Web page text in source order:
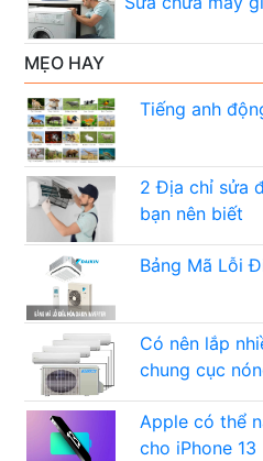
MẸO HAY
Tiếng anh
2 Địa chỉ sửa
bạn nên biết
Bảng Mã Lỗi
Có nên lắp
chung cục
Apple có thể
cho iPhone 13